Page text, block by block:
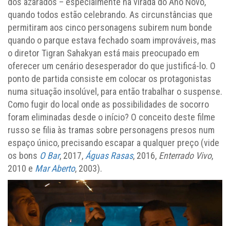
quando todos estão celebrando. As circunstâncias que
permitiram aos cinco personagens subirem num bonde
quando o parque estava fechado soam improváveis, mas
o diretor Tigran Sahakyan está mais preocupado em
oferecer um cenário desesperador do que justificá-lo. O
ponto de partida consiste em colocar os protagonistas
numa situação insolúvel, para então trabalhar o suspense.
Como fugir do local onde as possibilidades de socorro
foram eliminadas desde o início? O conceito deste filme
russo se filia às tramas sobre personagens presos num
espaço único, precisando escapar a qualquer preço (vide
os bons O Bar, 2017, Águas Rasas, 2016, Enterrado Vivo,
2010 e Mar Aberto, 2003).